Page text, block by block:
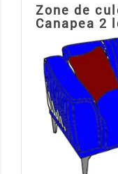
Zone de
Canapea 2